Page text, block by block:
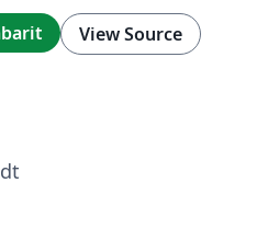
View Source